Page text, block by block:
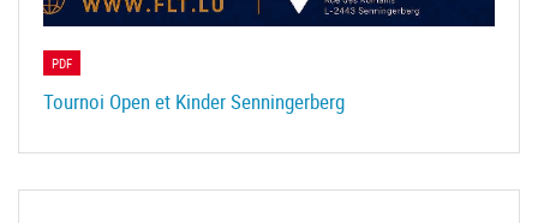
PDF
Tournoi Open et Kinder Senningerberg